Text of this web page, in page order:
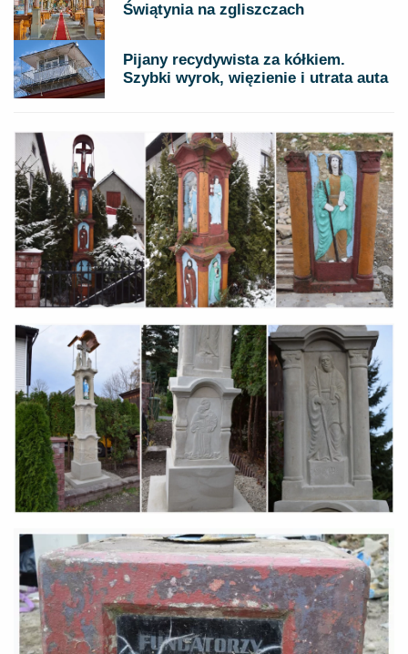
Świątynia na zgliszczach
Pijany recydywista za kółkiem.
Szybki wyrok, więzienie i utrata auta